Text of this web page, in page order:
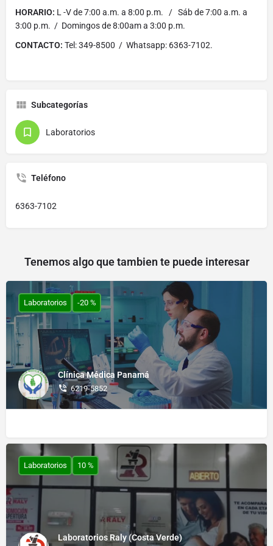
HORARIO: L -V de 7:00 a.m. a 8:00 p.m. / Sáb de 7:00 a.m. a
3:00 p.m. / Domingos de 8:00am a 3:00 p.m.
CONTACTO: Tel: 349-8500 / Whatsapp: 6363-7102.
Subcategorías
Laboratorios
Teléfono
6363-7102
Tenemos algo que tambien te puede interesar
Clínica Médica Panamá
6219-5852
Laboratorios -20 %
Laboratorios Raly (Costa Verde)
Laboratorios 10 %